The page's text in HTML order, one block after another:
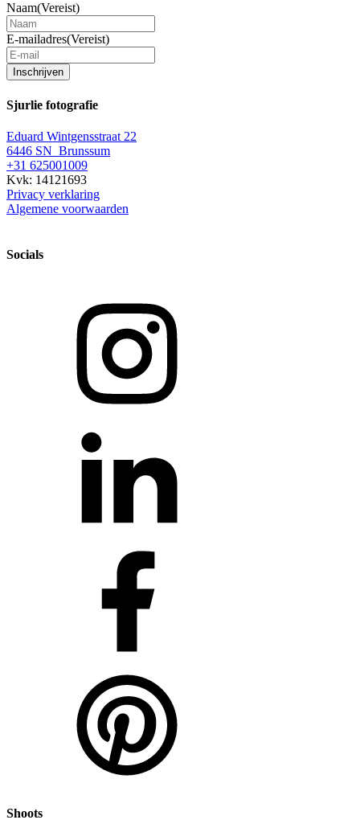
Naam(Vereist)
E-mailadres(Vereist)
Inschrijven
Sjurlie fotografie
Eduard Wintgensstraat 22
6446 SN Brunssum
+31 625001009
Kvk: 14121693
Privacy verklaring
Algemene voorwaarden
Socials
Shoots